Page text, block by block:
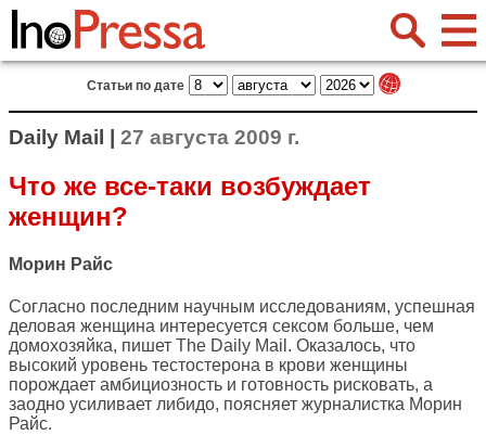
Статьи по дате
Daily Mail | 27 августа 2009 г.
Что же все-таки возбуждает
женщин?
Морин Райс
Согласно последним научным исследованиям, успешная
деловая женщина интересуется сексом больше, чем
домохозяйка, пишет The Daily Mail . Оказалось, что
высокий уровень тестостерона в крови женщины
порождает амбициозность и готовность рисковать, а
заодно усиливает либидо, поясняет журналистка Морин
Райс.